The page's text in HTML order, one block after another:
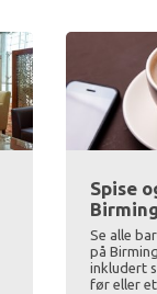
Spise
Se alle
på
inkludert
før eller